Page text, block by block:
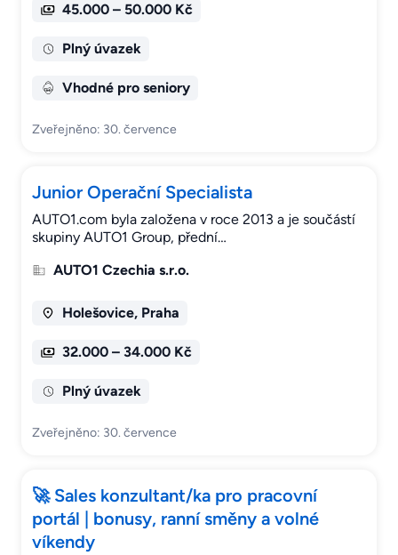
45.000 – 50.000 Kč
Plný úvazek
Vhodné pro seniory
Zveřejněno: 30. července
Junior Operační Specialista
AUTO1.com byla založena v roce 2013 a je součástí
skupiny AUTO1 Group, přední…
AUTO1 Czechia s.r.o.
Holešovice, Praha
32.000 – 34.000 Kč
Plný úvazek
Zveřejněno: 30. července
🚀 Sales konzultant/ka pro pracovní
portál | bonusy, ranní směny a volné
víkendy